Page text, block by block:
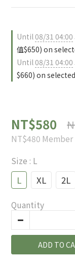
Until08/31 04:00
值$650) on
Until08/31 04:00
$660) on
NT$580
NT$480 Member
Size : L
L XL 2L
Quantity
ADD TO